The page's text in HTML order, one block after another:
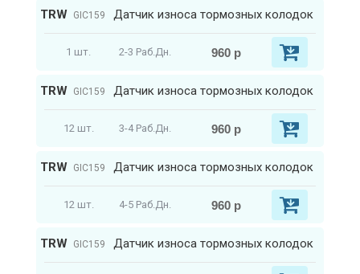
TRW GIC159 Датчик износа тормозных колодок
1 шт. 2-3 Раб.Дн. 960 р
TRW GIC159 Датчик износа тормозных колодок
12 шт. 3-4 Раб.Дн. 960 р
TRW GIC159 Датчик износа тормозных колодок
12 шт. 4-5 Раб.Дн. 960 р
TRW GIC159 Датчик износа тормозных колодок